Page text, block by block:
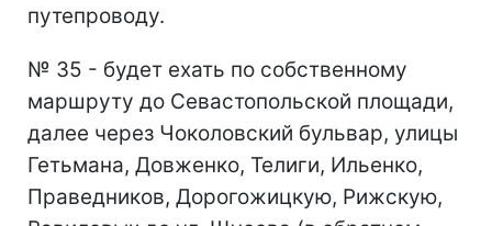
путепроводу.
№ 35 - будет ехать по собственному
маршруту до Севастопольской площади,
далее через Чоколовский бульвар, улицы
Гетьмана, Довженко, Телиги, Ильенко,
Праведников, Дорогожицкую, Рижскую,